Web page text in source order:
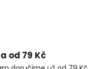
od 79 Kč